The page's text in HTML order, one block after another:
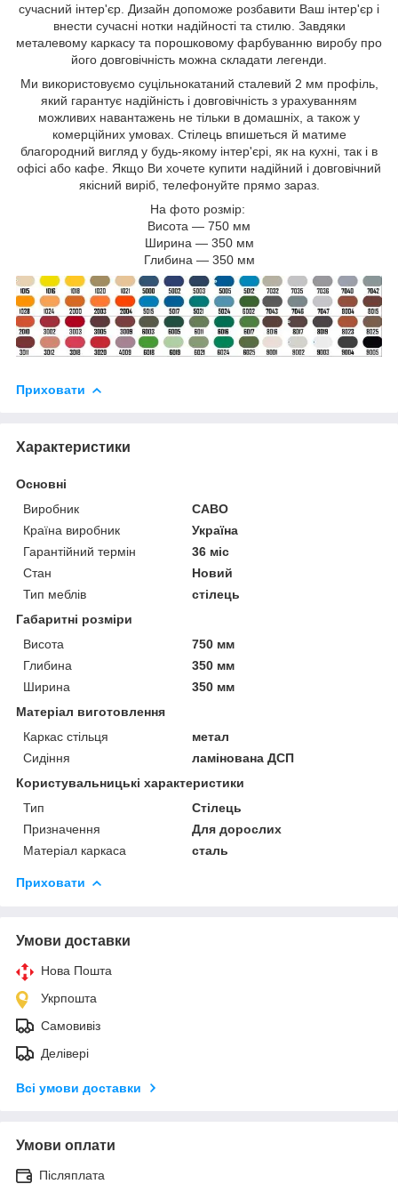
сучасний інтер'єр. Дизайн допоможе розбавити Ваш інтер'єр і
внести сучасні нотки надійності та стилю. Завдяки
металевому каркасу та порошковому фарбуванню виробу про
його довговічність можна складати легенди.
Ми використовуємо суцільнокатаний сталевий 2 мм профіль,
який гарантує надійність і довговічність з урахуванням
можливих навантажень не тільки в домашніх, а також у
комерційних умовах. Стілець впишеться й матиме
благородний вигляд у будь-якому інтер'єрі, як на кухні, так і в
офісі або кафе. Якщо Ви хочете купити надійний і довговічний
якісний виріб, телефонуйте прямо зараз.
На фото розмір:
Висота — 750 мм
Ширина — 350 мм
Глибина — 350 мм
Приховати
Характеристики
Основні
Виробник
САВО
Країна виробник
Україна
Гарантійний термін
36 міс
Стан
Новий
Тип меблів
стілець
Габаритні розміри
Висота
750 мм
Глибина
350 мм
Ширина
350 мм
Матеріал виготовлення
Каркас стільця
метал
Сидіння
ламінована ДСП
Користувальницькі характеристики
Тип
Стілець
Призначення
Для дорослих
Матеріал каркаса
сталь
Приховати
Умови доставки
Нова Пошта
Укрпошта
Самовивіз
Делівері
Всі умови доставки
Умови оплати
Післяплата